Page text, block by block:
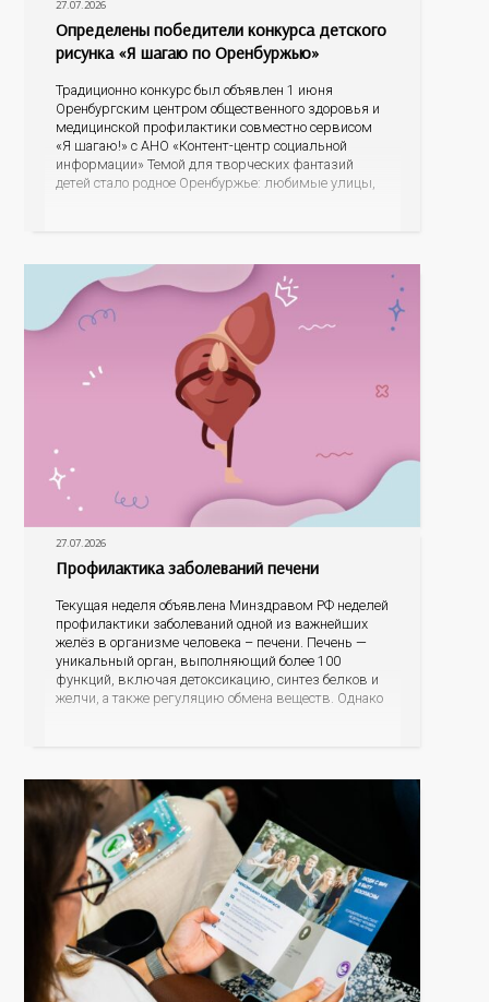
27.07.2026
Определены победители конкурса детского
рисунка «Я шагаю по Оренбуржью»
Традиционно конкурс был объявлен 1 июня
Оренбургским центром общественного здоровья и
медицинской профилактики совместно сервисом
«Я шагаю!» с АНО «Контент-центр социальной
информации» Темой для творческих фантазий
детей стало родное Оренбуржье: любимые улицы,
27.07.2026
Профилактика заболеваний печени
Текущая неделя объявлена Минздравом РФ неделей
профилактики заболеваний одной из важнейших
желёз в организме человека – печени. Печень —
уникальный орган, выполняющий более 100
функций, включая детоксикацию, синтез белков и
желчи, а также регуляцию обмена веществ. Однако